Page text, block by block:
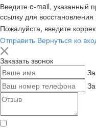
Введите e-mail, указанный
ссылку для
Пожалуйста, введите
Отправить Вернуться ко
Заказать звонок